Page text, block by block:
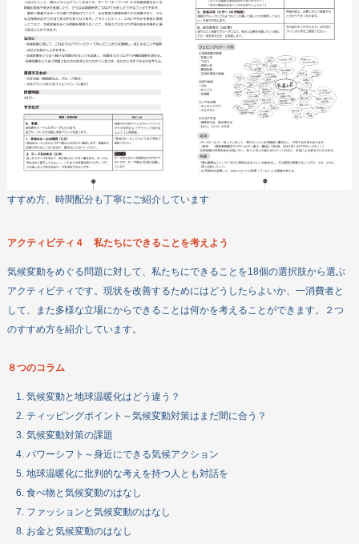
すすめ方、時間配分も丁寧にご紹介しています
アクティビティ４ 私たちにできることを考えよう
気候変動をめぐる問題に対して、私たちにできることを18個の選択肢から選ぶ
アクティビティです。現状を改善するためにはどうしたらよいか、一消費者と
して、また多様な立場にからできることは何かを考えることができます。２つ
のすすめ方を紹介しています。
８つのコラム
気候変動と地球温暖化はどう違う？
ティッピングポイント～気候変動対策はまだ間に合う？
気候変動対策の課題
パワーシフト～身近にできる気候アクション
地球温暖化に批判的な考えを持つ人とも対話を
食べ物と気候変動のはなし
ファッションと気候変動のはなし
お金と気候変動のはなし